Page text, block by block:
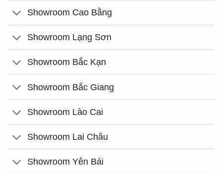
Showroom Cao Bằng
Showroom Lạng Sơn
Showroom Bắc Kạn
Showroom Bắc Giang
Showroom Lào Cai
Showroom Lai Châu
Showroom Yên Bái